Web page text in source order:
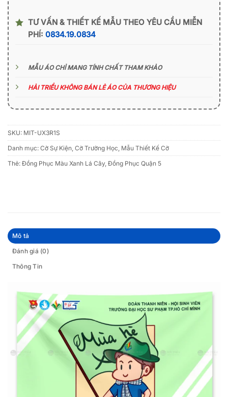
TƯ VẤN & THIẾT KẾ MẪU THEO YÊU CẦU MIỄN
PHÍ: 0834.19.0834
MẪU ÁO CHỈ MANG TÍNH CHẤT THAM KHẢO
HẢI TRIỀU KHÔNG BÁN LẺ ÁO CỦA THƯƠNG HIỆU
SKU: MIT-UX3R1S
Danh mục: Cờ Sự Kiện, Cờ Trường Học, Mẫu Thiết Kế Cờ
Thẻ: Đồng Phục Màu Xanh Lá Cây, Đồng Phục Quận 5
Mô tả
Đánh giá (0)
Thông Tin